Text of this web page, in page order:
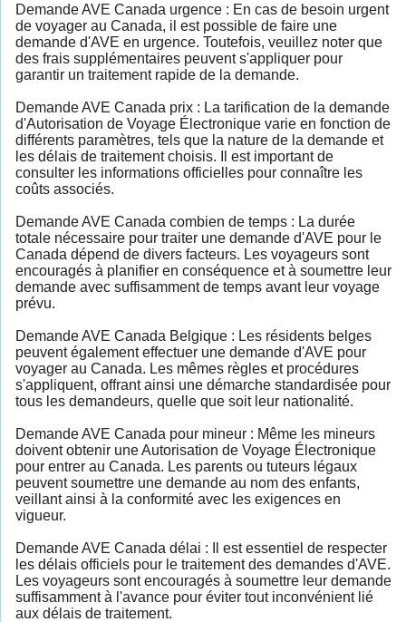
Demande AVE Canada urgence : En cas de besoin urgent
de voyager au Canada, il est possible de faire une
demande d'AVE en urgence. Toutefois, veuillez noter que
des frais supplémentaires peuvent s'appliquer pour
garantir un traitement rapide de la demande.
Demande AVE Canada prix : La tarification de la demande
d'Autorisation de Voyage Électronique varie en fonction de
différents paramètres, tels que la nature de la demande et
les délais de traitement choisis. Il est important de
consulter les informations officielles pour connaître les
coûts associés.
Demande AVE Canada combien de temps : La durée
totale nécessaire pour traiter une demande d'AVE pour le
Canada dépend de divers facteurs. Les voyageurs sont
encouragés à planifier en conséquence et à soumettre leur
demande avec suffisamment de temps avant leur voyage
prévu.
Demande AVE Canada Belgique : Les résidents belges
peuvent également effectuer une demande d'AVE pour
voyager au Canada. Les mêmes règles et procédures
s'appliquent, offrant ainsi une démarche standardisée pour
tous les demandeurs, quelle que soit leur nationalité.
Demande AVE Canada pour mineur : Même les mineurs
doivent obtenir une Autorisation de Voyage Électronique
pour entrer au Canada. Les parents ou tuteurs légaux
peuvent soumettre une demande au nom des enfants,
veillant ainsi à la conformité avec les exigences en
vigueur.
Demande AVE Canada délai : Il est essentiel de respecter
les délais officiels pour le traitement des demandes d'AVE.
Les voyageurs sont encouragés à soumettre leur demande
suffisamment à l'avance pour éviter tout inconvénient lié
aux délais de traitement.